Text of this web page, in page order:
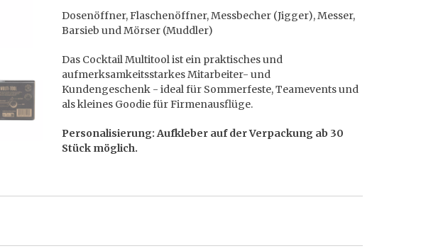
Dosenöffner, Flaschenöffner, Messbecher (Jigger), Messer,
Barsieb und Mörser (Muddler)​
Das Cocktail Multitool ist ein praktisches und
aufmerksamkeitsstarkes Mitarbeiter- und
Kundengeschenk - ideal für Sommerfeste, Teamevents und
als kleines Goodie für Firmenausflüge.
Personalisierung: Aufkleber auf der Verpackung ab 30
Stück möglich.